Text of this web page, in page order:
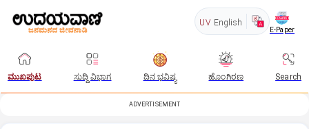
UV English
E-Paper
ಮುಖಪುಟ ಸುದ್ದಿ ವಿಭಾಗ ದಿನ ಭವಿಷ್ಯ ಹೊಂಗಿರಣ Search
ADVERTISEMENT